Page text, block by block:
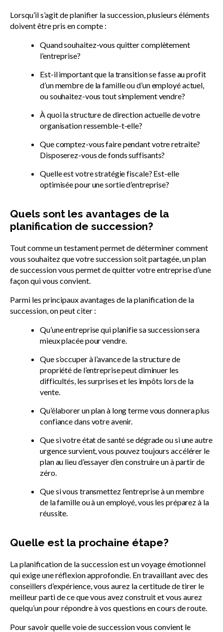
Lorsqu’il s’agit de planifier la succession, plusieurs éléments
doivent être pris en compte :
Quand souhaitez-vous quitter complètement
l’entreprise?
Est-il important que la transition se fasse au profit
d’un membre de la famille ou d’un employé actuel,
ou souhaitez-vous tout simplement vendre?
À quoi la structure de direction actuelle de votre
organisation ressemble-t-elle?
Que comptez-vous faire pendant votre retraite?
Disposerez-vous de fonds suffisants?
Quelle est votre stratégie fiscale? Est-elle
optimisée pour une sortie d’entreprise?
Quels sont les avantages de la
planification de succession?
Tout comme un testament permet de déterminer comment
vous souhaitez que votre succession soit partagée, un plan
de succession vous permet de quitter votre entreprise d’une
façon qui vous convient.
Parmi les principaux avantages de la planification de la
succession, on peut citer :
Qu’une entreprise qui planifie sa succession sera
mieux placée pour vendre.
Que s’occuper à l’avance de la structure de
propriété de l’entreprise peut diminuer les
difficultés, les surprises et les impôts lors de la
vente.
Qu’élaborer un plan à long terme vous donnera plus
confiance dans votre avenir.
Que si votre état de santé se dégrade ou si une autre
urgence survient, vous pouvez toujours accélérer le
plan au lieu d’essayer d’en construire un à partir de
zéro.
Que si vous transmettez l’entreprise à un membre
de la famille ou à un employé, vous les préparez à la
réussite.
Quelle est la prochaine étape?
La planification de la succession est un voyage émotionnel
qui exige une réflexion approfondie. En travaillant avec des
conseillers d’expérience, vous aurez la certitude de tirer le
meilleur parti de ce que vous avez construit et vous aurez
quelqu’un pour répondre à vos questions en cours de route.
Pour savoir quelle voie de succession vous convient le